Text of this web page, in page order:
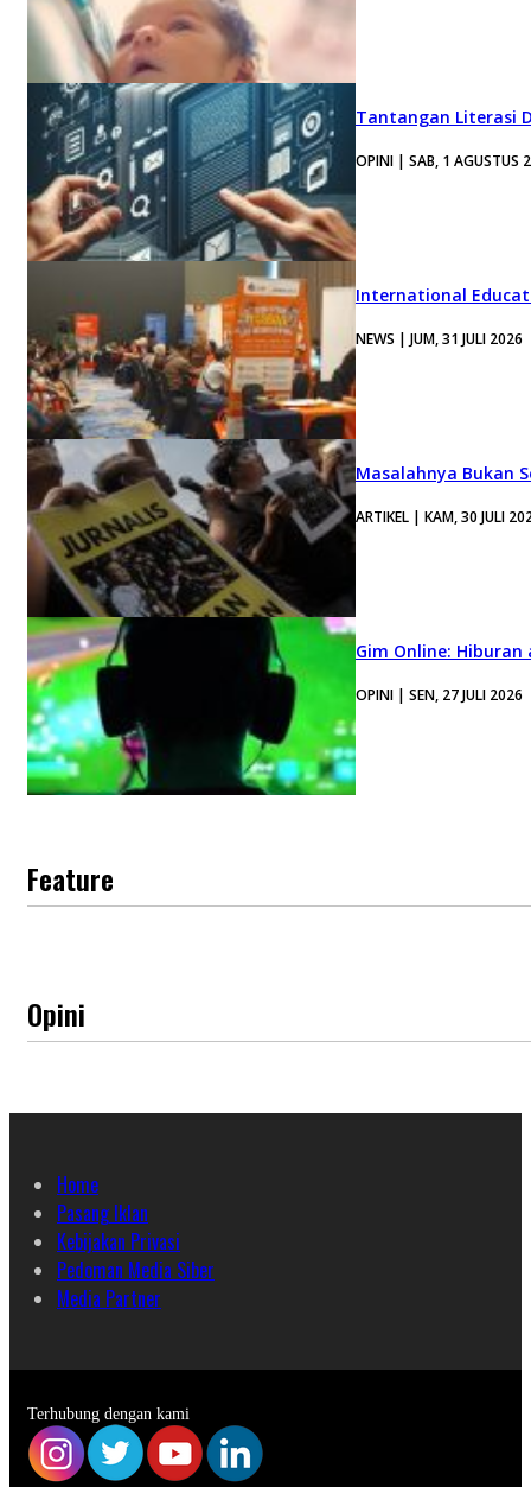
Tantangan Literasi
OPINI | SAB, 1 AGUSTUS
International
NEWS | JUM, 31 JULI 2026
Masalahnya Bukan
ARTIKEL | KAM, 30 JULI
Gim Online:
OPINI | SEN, 27 JULI 2026
Feature
Opini
Home
Pasang Iklan
Kebijakan Privasi
Pedoman Media Siber
Media Partner
Terhubung dengan kami